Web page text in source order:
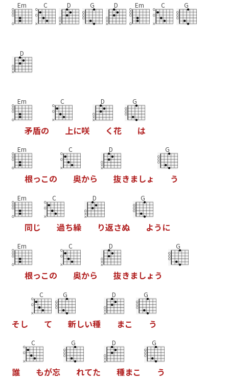
Em C D G D Em C G
D
Em
矛盾の
C
上に咲
D
く花
G
は
Em
根っこの
C
奥から
D
抜き ましょ
G
う
Em
同じ
C
過ち繰
D
り返さぬ
G
よう に
Em
根っこの
C
奥から
D
抜き ましょ う
G
そ し
C
て
G
新しい種
D
まこ
G
う
誰
C
もが忘
G
れてた
D
種まこ
G
う